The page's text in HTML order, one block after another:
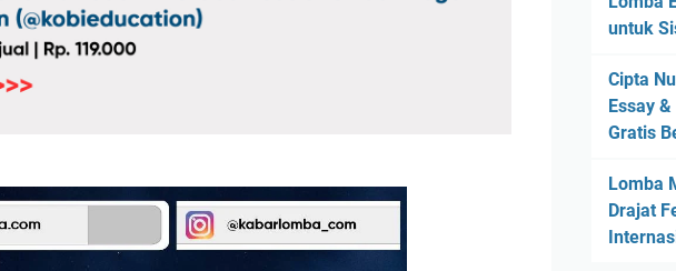
untuk
Cipta
Essay
Gratis
Lomba
Drajat